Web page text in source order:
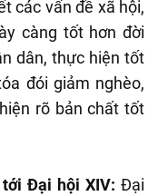
các vấn đề xã hội,
càng tốt hơn đời
dân, thực hiện tốt
đói giảm nghèo,
rõ bản chất tốt
Đại hội XIV: Đại